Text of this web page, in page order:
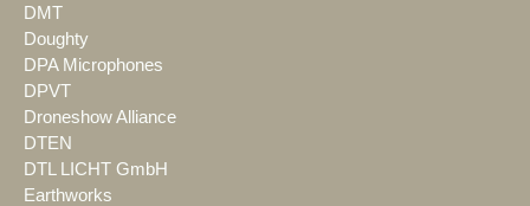
DMT
Doughty
DPA Microphones
DPVT
Droneshow Alliance
DTEN
DTL LICHT GmbH
Earthworks